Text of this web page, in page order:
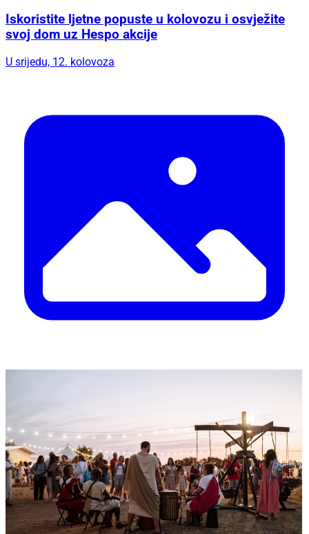
Iskoristite ljetne popuste u kolovozu i osvježite
svoj dom uz Hespo akcije
U srijedu, 12. kolovoza